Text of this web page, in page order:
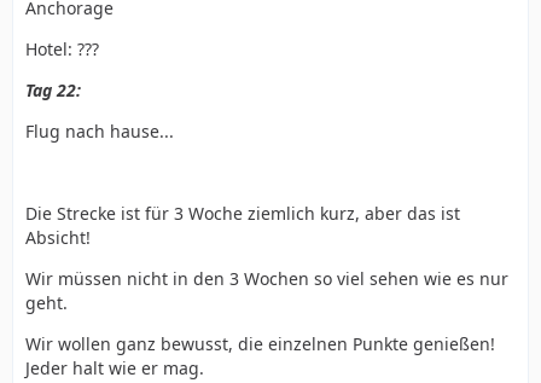
Anchorage
Hotel: ???
Tag 22:
Flug nach hause...
Die Strecke ist für 3 Woche ziemlich kurz, aber das ist
Absicht!
Wir müssen nicht in den 3 Wochen so viel sehen wie es nur
geht.
Wir wollen ganz bewusst, die einzelnen Punkte genießen!
Jeder halt wie er mag.